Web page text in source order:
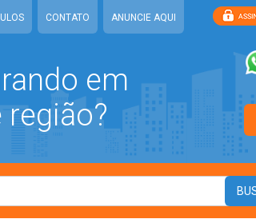
CONTATO ANUNCIE AQUI
em